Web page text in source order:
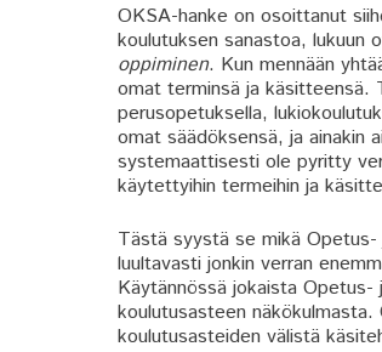
OKSA-hanke on osoittanut
koulutuksen sanastoa, lukuun
oppiminen. Kun mennään
omat terminsä ja käsitteensä.
perusopetuksella,
omat säädöksensä, ja ainakin
systemaattisesti ole pyritty
käytettyihin termeihin ja
Tästä syystä se mikä
luultavasti jonkin verran
Käytännössä jokaista
koulutusasteen
koulutusasteiden välistä